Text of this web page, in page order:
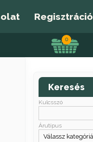
Regisztráció
0
Keresés
Kulcsszó
Árutípus